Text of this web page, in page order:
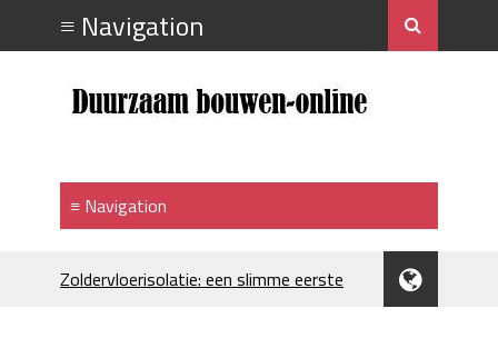
Zoldervloerisolatie: een slimme eerste